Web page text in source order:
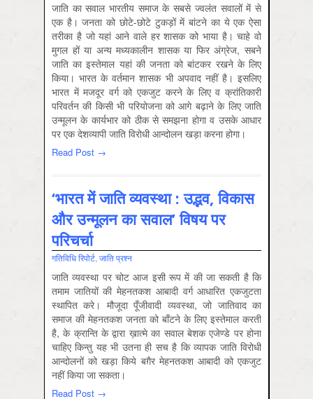
जाति का सवाल भारतीय समाज के सबसे ज्‍वलंत सवालों में से
एक है। जनता को छोटे-छोटे टुकड़ों में बांटने का ये एक ऐसा
तरीका है जो यहां आने वाले हर शासक को भाया है। चाहे वो
मुगल हों या अन्‍य मध्‍यकालीन शासक या फिर अंग्रेज, सबने
जाति का इस्‍तेमाल यहां की जनता को बांटकर रखने के लिए
किया। भारत के वर्तमान शासक भी अपवाद नहीं है। इसलिए
भारत में मजदूर वर्ग को एकजुट करने के लिए व क्रांतिकारी
परिवर्तन की किसी भी परियोजना को आगे बढ़ाने के लिए जाति
उन्‍मूलन के कार्यभार को ठीक से समझना होगा व उसके आधार
पर एक देशव्‍यापी जाति विरोधी आन्‍दोलन खड़ा करना होगा।
Read Post →
‘भारत में जाति व्यवस्था : उद्भव, विकास
और उन्मूलन का सवाल’ विषय पर
परिचर्चा
गतिविधि रिपोर्ट, जाति प्रश्‍न
जाति व्यवस्था पर चोट आज इसी रूप में की जा सकती है कि
तमाम जातियों की मेहनतकश आबादी वर्ग आधारित एकजुटता
स्थापित करे। मौजूदा पूँजीवादी व्यवस्था, जो जातिवाद का
समाज की मेहनतकश जनता को बाँटने के लिए इस्तेमाल करती
है, के क्रान्ति के द्वारा ख़ात्मे का सवाल बेशक एजेण्डे पर होना
चाहिए किन्तु यह भी उतना ही सच है कि व्यापक जाति विरोधी
आन्दोलनों को खड़ा किये बग़ैर मेहनतकश आबादी को एकजुट
नहीं किया जा सकता।
Read Post →